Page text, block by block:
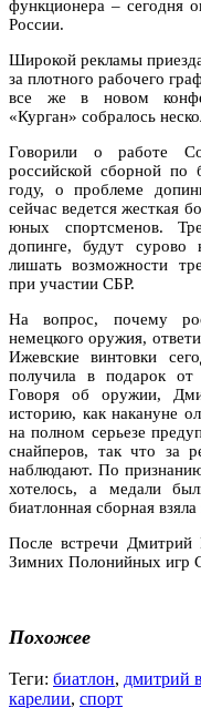
функционера – сегодня
России.
Широкой рекламы
за плотного рабочего
все же в новом
«Курган» собралось
Говорили о работе
российской сборной по
году, о проблеме
сейчас ведется жесткая
юных спортсменов.
допинге, будут сурово
лишать возможности
при участии СБР.
На вопрос, почему
немецкого оружия,
Ижевские винтовки
получила в подарок
Говоря об оружии,
историю, как накануне
на полном серьезе
снайперов, так что за
наблюдают. По
хотелось, а медали
биатлонная сборная
После встречи Дмитрий
Зимних Полонийных игр
Похожее
Теги: биатлон, дмитрий
карелии, спорт